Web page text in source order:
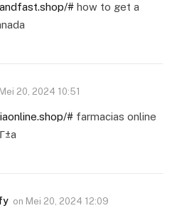
# how to get a
Mei 20, 2024 10:51
# farmacias online
on Mei 20, 2024 12:09